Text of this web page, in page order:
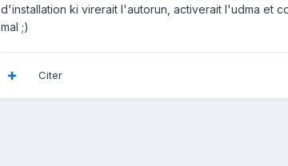
d'installation ki virerait l'autorun, activerait l'udma et
mal ;)
Citer